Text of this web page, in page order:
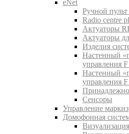
eNet
Pучной
Radio centre
Актуаторы
Актуаторы
Изделия
Настенный
управления
Настенный
управления
Сенсоры
Управление маркиз
Домофонная